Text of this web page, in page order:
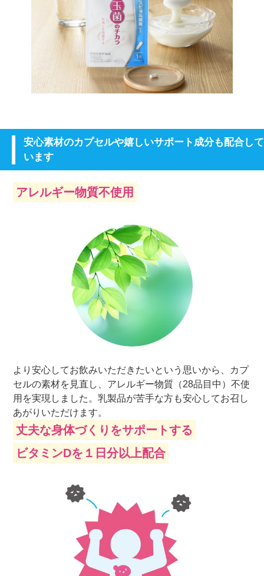
安心素材のカプセルや嬉しいサポート成分も配合して
います
アレルギー物質不使用
より安心してお飲みいただきたいという思いから、カプ
セルの素材を見直し、アレルギー物質（28品目中）不使
用を実現しました。乳製品が苦手な方も安心してお召し
あがりいただけます。
丈夫な身体づくりをサポートする
ビタミンDを１日分以上配合